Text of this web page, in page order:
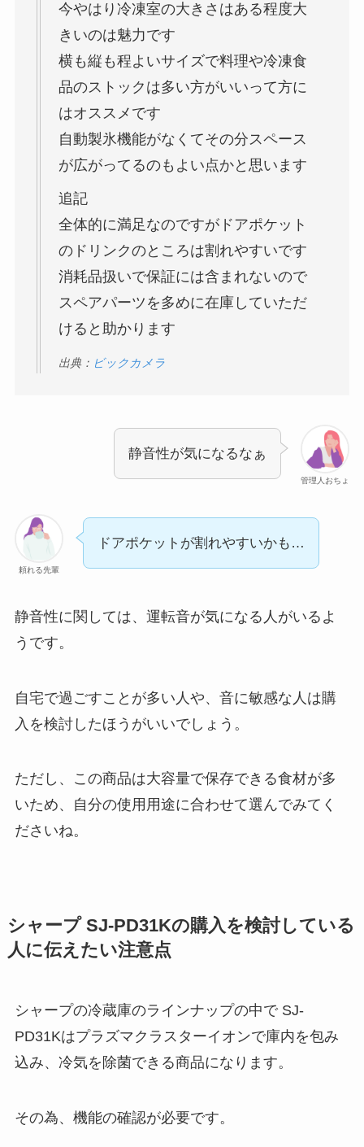
今やはり冷凍室の大きさはある程度大
きいのは魅力です
横も縦も程よいサイズで料理や冷凍食
品のストックは多い方がいいって方に
はオススメです
自動製氷機能がなくてその分スペース
が広がってるのもよい点かと思います
追記
全体的に満足なのですがドアポケット
のドリンクのところは割れやすいです
消耗品扱いで保証には含まれないので
スペアパーツを多めに在庫していただ
けると助かります
出典： ビックカメラ
管理人おちょ
静音性が気になるなぁ
頼れる先輩
ドアポケットが割れやすいかも…
静音性に関しては、運転音が気になる人がいるよ
うです。
自宅で過ごすことが多い人や、音に敏感な人は購
入を検討したほうがいいでしょう。
ただし、この商品は大容量で保存できる食材が多
いため、自分の使用用途に合わせて選んでみてく
ださいね。
シャープ SJ-PD31Kの購入を検討している
人に伝えたい注意点
シャープの冷蔵庫のラインナップの中で SJ-
PD31Kはプラズマクラスターイオンで庫内を包み
込み、冷気を除菌できる商品になります。
その為、機能の確認が必要です。